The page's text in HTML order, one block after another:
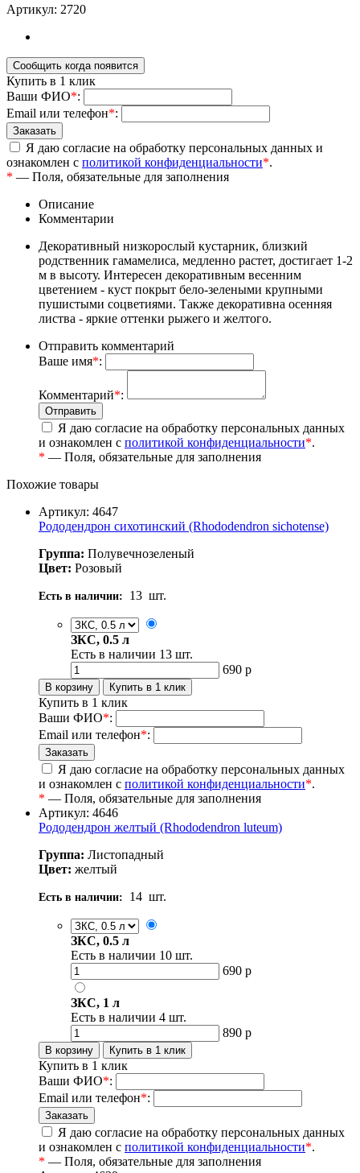
Артикул: 2720
Купить в 1 клик
Ваши ФИО*:
Email или телефон*:
Я даю согласие на обработку персональных данных и
ознакомлен с политикой конфиденциальности*.
* — Поля, обязательные для заполнения
Описание
Комментарии
Декоративный низкорослый кустарник, близкий
родственник гамамелиса, медленно растет, достигает 1-2
м в высоту. Интересен декоративным весенним
цветением - куст покрыт бело-зелеными крупными
пушистыми соцветиями. Также декоративна осенняя
листва - яркие оттенки рыжего и желтого.
Отправить комментарий
Ваше имя*:
Комментарий*:
Я даю согласие на обработку персональных данных
и ознакомлен с политикой конфиденциальности*.
* — Поля, обязательные для заполнения
Похожие товары
Артикул: 4647
Рододендрон сихотинский (Rhododendron sichotense)
Группа: Полувечнозеленый
Цвет: Розовый
Есть в наличии: 13 шт.
ЗКС, 0.5 л
Есть в наличии 13 шт.
690 р
Купить в 1 клик
Ваши ФИО*:
Email или телефон*:
Я даю согласие на обработку персональных данных
и ознакомлен с политикой конфиденциальности*.
* — Поля, обязательные для заполнения
Артикул: 4646
Рододендрон желтый (Rhododendron luteum)
Группа: Листопадный
Цвет: желтый
Есть в наличии: 14 шт.
ЗКС, 0.5 л
Есть в наличии 10 шт.
690 р
ЗКС, 1 л
Есть в наличии 4 шт.
890 р
Купить в 1 клик
Ваши ФИО*:
Email или телефон*:
Я даю согласие на обработку персональных данных
и ознакомлен с политикой конфиденциальности*.
* — Поля, обязательные для заполнения